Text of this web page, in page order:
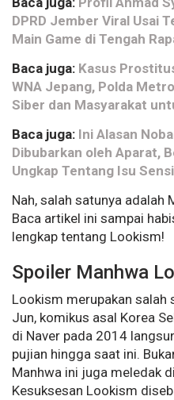
DPRD Jember Viral Usai
Main Game di Tengah
Baca juga: Kasus
WNA Jepang, Polda
Siber dan Masyarakat
Baca juga: Ini Alasan
Dibubarkan oleh Aparat,
Ungkap Tentang Isu
Nah, salah satunya
Baca artikel ini sampai
lengkap tentang Lookism!
Spoiler Manhwa
Lookism merupakan salah
Jun, komikus asal Korea
di Naver pada 2014
pujian hingga saat ini.
Manhwa ini juga meledak
Kesuksesan Lookism